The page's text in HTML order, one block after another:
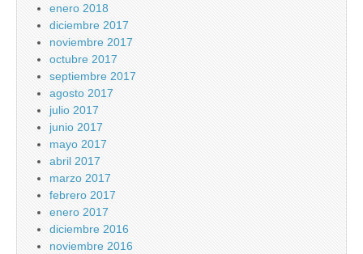
enero 2018
diciembre 2017
noviembre 2017
octubre 2017
septiembre 2017
agosto 2017
julio 2017
junio 2017
mayo 2017
abril 2017
marzo 2017
febrero 2017
enero 2017
diciembre 2016
noviembre 2016